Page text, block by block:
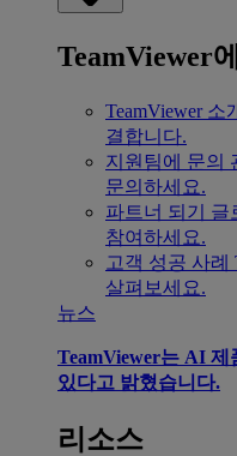
TeamViewer
TeamViewer 소
결합니다.
지원팀에 문의
문의하세요.
파트너 되기
글
참여하세요.
고객 성공 사례
살펴보세요.
뉴스
TeamViewer는 AI 제
있다고 밝혔습니다.
리소스